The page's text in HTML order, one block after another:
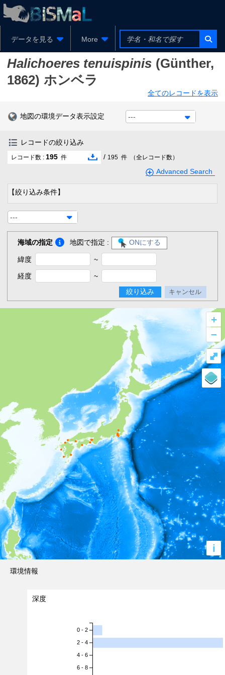
データを見る More
Halichoeres tenuispinis (Günther,
1862) ホンベラ
全てのレコードを表示
地図の環境データ表示設定 ---
レコードの絞り込み
レコード数 : 195 件 / 195 件 （全レコード数）
Advanced Search
【絞り込み条件】
---
海域の指定 地図で指定 : ONにする
緯度 ~
経度
~
絞り込み
キャンセル
+
–
i
⤢
環境情報
深度
0 - 2
2 - 4
4 - 6
6 - 8